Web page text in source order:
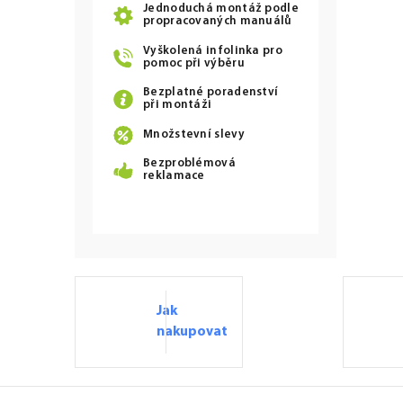
Jednoduchá montáž podle
propracovaných manuálů
Vyškolená infolinka pro
pomoc při výběru
Bezplatné poradenství
při montáži
Množstevní slevy
Bezproblémová
reklamace
Jak
nakupovat